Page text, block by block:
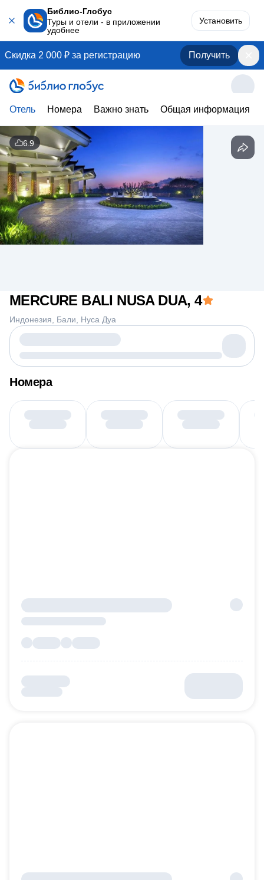
Библио-Глобус
Туры и отели - в приложении
удобнее
Установить
Скидка 2 000 ₽ за регистрацию Получить
Отель Номера Важно знать Общая информация
MERCURE BALI NUSA DUA, 4
Индонезия Бали Нуса Дуа
6.9
Номера